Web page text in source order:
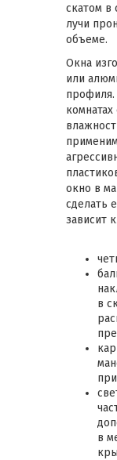
скатом в
лучи
объеме.
Окна
или
профиля.
окно в
сделать
зависит
в
в